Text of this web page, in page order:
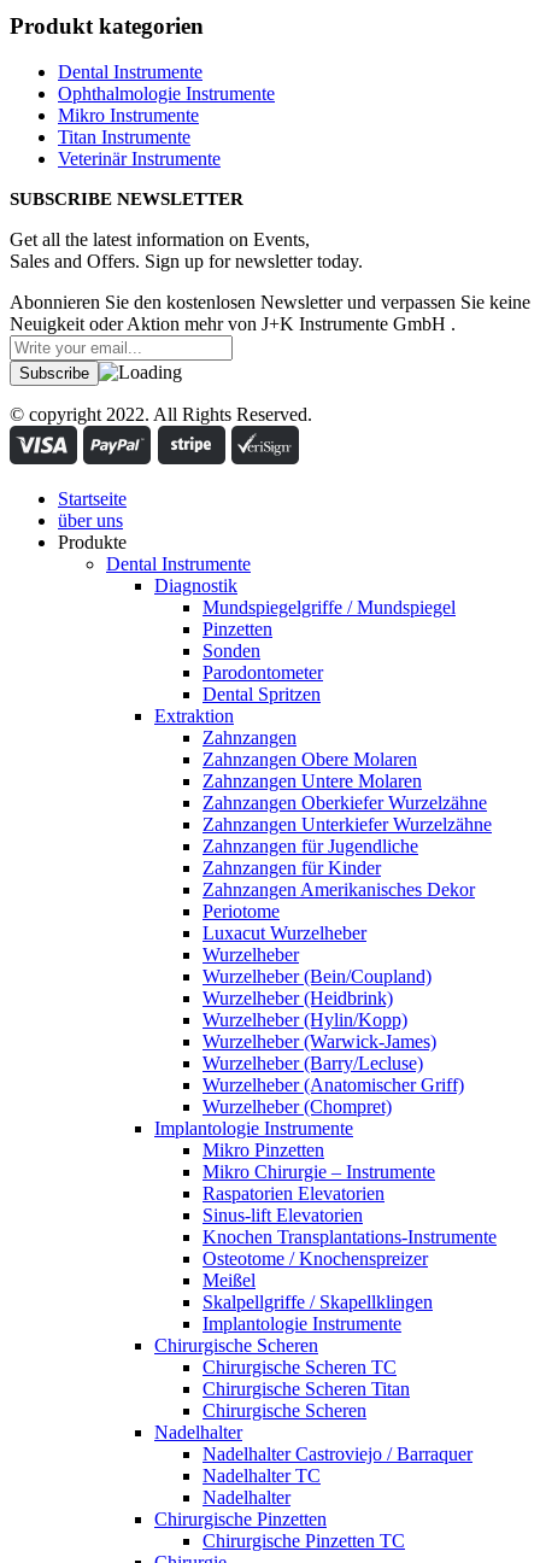
Produkt kategorien
Dental Instrumente
Ophthalmologie Instrumente
Mikro Instrumente
Titan Instrumente
Veterinär Instrumente
SUBSCRIBE NEWSLETTER
Get all the latest information on Events,
Sales and Offers. Sign up for newsletter today.
Abonnieren Sie den kostenlosen Newsletter und verpassen Sie keine
Neuigkeit oder Aktion mehr von J+K Instrumente GmbH .
© copyright 2022. All Rights Reserved.
Startseite
über uns
Produkte
Dental Instrumente
Diagnostik
Mundspiegelgriffe / Mundspiegel
Pinzetten
Sonden
Parodontometer
Dental Spritzen
Extraktion
Zahnzangen
Zahnzangen Obere Molaren
Zahnzangen Untere Molaren
Zahnzangen Oberkiefer Wurzelzähne
Zahnzangen Unterkiefer Wurzelzähne
Zahnzangen für Jugendliche
Zahnzangen für Kinder
Zahnzangen Amerikanisches Dekor
Periotome
Luxacut Wurzelheber
Wurzelheber
Wurzelheber (Bein/Coupland)
Wurzelheber (Heidbrink)
Wurzelheber (Hylin/Kopp)
Wurzelheber (Warwick-James)
Wurzelheber (Barry/Lecluse)
Wurzelheber (Anatomischer Griff)
Wurzelheber (Chompret)
Implantologie Instrumente
Mikro Pinzetten
Mikro Chirurgie – Instrumente
Raspatorien Elevatorien
Sinus-lift Elevatorien
Knochen Transplantations-Instrumente
Osteotome / Knochenspreizer
Meißel
Skalpellgriffe / Skapellklingen
Implantologie Instrumente
Chirurgische Scheren
Chirurgische Scheren TC
Chirurgische Scheren Titan
Chirurgische Scheren
Nadelhalter
Nadelhalter Castroviejo / Barraquer
Nadelhalter TC
Nadelhalter
Chirurgische Pinzetten
Chirurgische Pinzetten TC